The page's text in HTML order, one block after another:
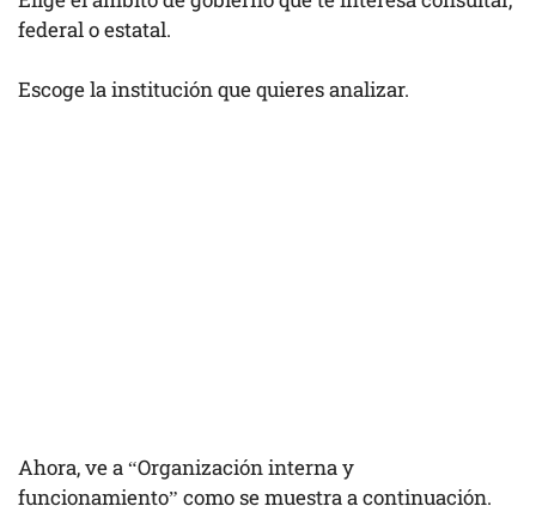
federal o estatal.
Escoge la institución que quieres analizar.
Ahora, ve a “Organización interna y
funcionamiento” como se muestra a continuación.